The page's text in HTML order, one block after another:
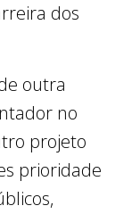
dos
outra
no
projeto
prioridade